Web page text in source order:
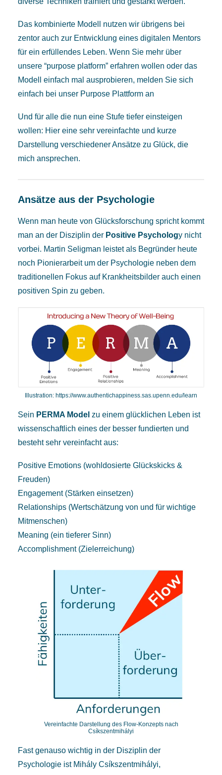
Das kombinierte Modell nutzen wir übrigens bei
zentor auch zur Entwicklung eines digitalen Mentors
für ein erfüllendes Leben. Wenn Sie mehr über
unsere “purpose platform” erfahren wollen oder das
Modell einfach mal ausprobieren, melden Sie sich
einfach bei unser Purpose Plattform an
Und für alle die nun eine Stufe tiefer einsteigen
wollen: Hier eine sehr vereinfachte und kurze
Darstellung verschiedener Ansätze zu Glück, die
mich ansprechen.
Ansätze aus der Psychologie
Wenn man heute von Glücksforschung spricht kommt
man an der Disziplin der Positive Psychology nicht
vorbei. Martin Seligman leistet als Begründer heute
noch Pionierarbeit um der Psychologie neben dem
traditionellen Fokus auf Krankheitsbilder auch einen
positiven Spin zu geben.
Illustration: https://www.authentichappiness.sas.upenn.edu/learn
Sein PERMA Model zu einem glücklichen Leben ist
wissenschaftlich eines der besser fundierten und
besteht sehr vereinfacht aus:
Positive Emotions (wohldosierte Glückskicks &
Freuden)
Engagement (Stärken einsetzen)
Relationships (Wertschätzung von und für wichtige
Mitmenschen)
Meaning (ein tieferer Sinn)
Accomplishment (Zielerreichung)
Vereinfachte Darstellung des Flow-Konzepts nach
Csíkszentmihályi
Fast genauso wichtig in der Disziplin der
Psychologie ist Mihály Csíkszentmihályi,